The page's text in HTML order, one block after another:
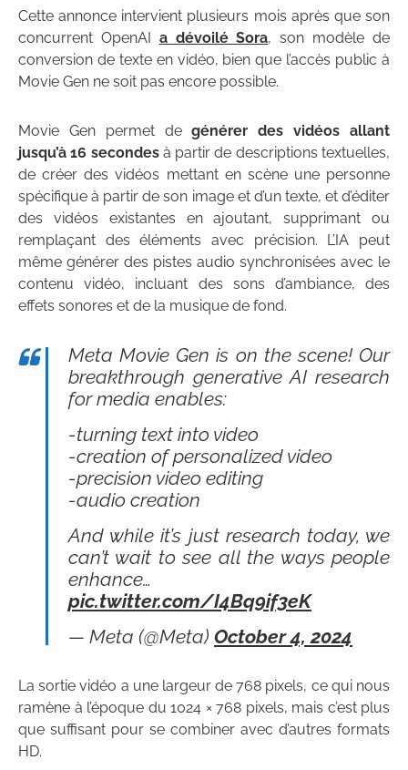
Cette annonce intervient plusieurs mois après que son
concurrent OpenAI a dévoilé Sora, son modèle de
conversion de texte en vidéo, bien que l’accès public à
Movie Gen ne soit pas encore possible.
Movie Gen permet degénérer des vidéos allant
jusqu’à 16 secondesà partir de descriptions textuelles,
de créer des vidéos mettant en scène une personne
spécifique à partir de son image et d’un texte, et d’éditer
des vidéos existantes en ajoutant, supprimant ou
remplaçant des éléments avec précision. L’IA peut
même générer des pistes audio synchronisées avec le
contenu vidéo, incluant des sons d’ambiance, des
effets sonores et de la musique de fond.
Meta Movie Gen is on the scene! Our
breakthrough generative AI research
for media enables:
-turning text into video
-creation of personalized video
-precision video editing
-audio creation
And while it’s just research today, we
can’t wait to see all the ways people
enhance…
pic.twitter.com/I4Bq9if3eK
— Meta (@Meta) October 4, 2024
La sortie vidéo a une largeur de 768 pixels, ce qui nous
ramène à l’époque du 1024 × 768 pixels, mais c’est plus
que suffisant pour se combiner avec d’autres formats
HD.